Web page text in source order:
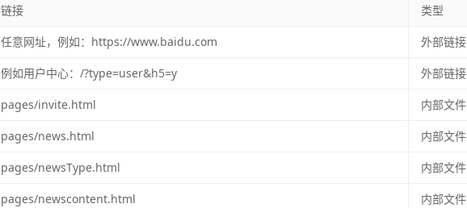
链接 类型
任意网址，例如：https://www.baidu.com 外部链接
例如用户中心：/?type=user&h5=y 外部链接
pages/invite.html 内部文件
pages/news.html 内部文件
pages/newsType.html 内部文件
pages/newscontent.html 内部文件